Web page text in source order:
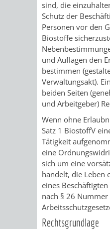
A
Z
sind, die
Schutz der
Personen vor den
Biostoffe
und Auflagen den
bestimmen
Verwaltungsakt).
beiden Seiten
und Arbeitgeber)
Wenn ohne
Satz 1 BiostoffV
Tätigkeit
eine
sich um eine
handelt, die Leben
eines
nach § 26 Nummer
Rechtsgrundlage